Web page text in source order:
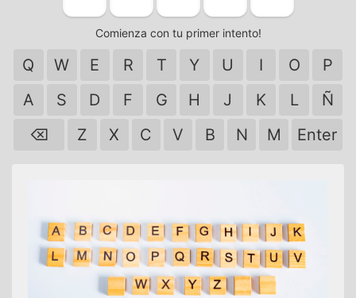
Comienza con tu primer intento!
Q W E R T Y U I O
P
A
S D F G H J K L
Ñ
⌫
Z X C V B N M Enter